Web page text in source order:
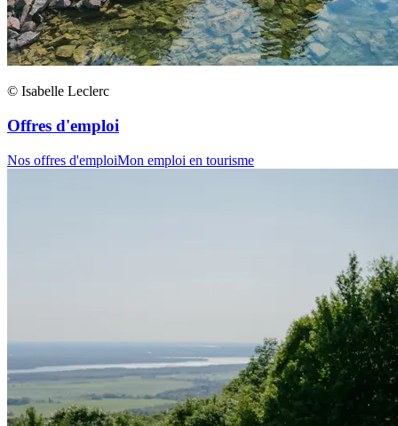
© Isabelle Leclerc
Offres d'emploi
Nos offres d'emploiMon emploi en tourisme